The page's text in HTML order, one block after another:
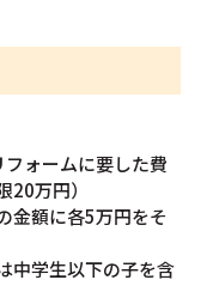
ォームに要した費
万円）
金額に各5万円をそ
中学生以下の子を含